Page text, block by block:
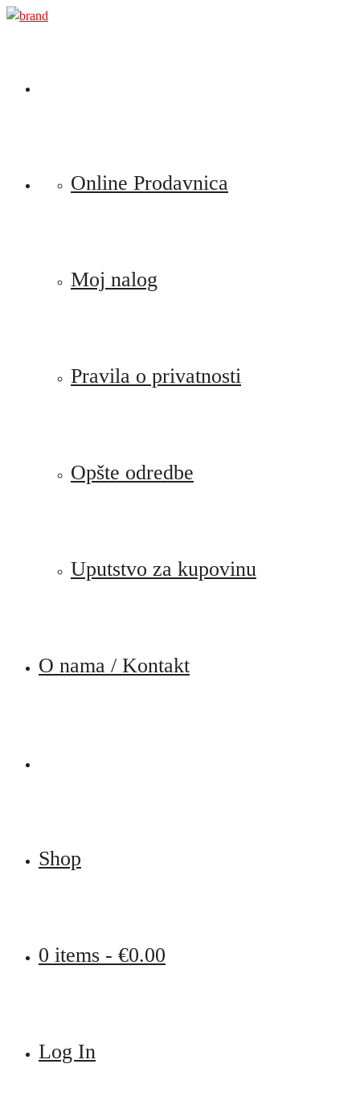
Preskoči
Online Prodavnica
Moj nalog
Pravila o privatnosti
Opšte odredbe
Uputstvo za kupovinu
O nama / Kontakt
Shop
0 items - €0.00
Log In